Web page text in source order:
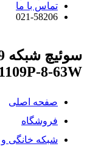
تماس با ما
021-58206
8-63W
صفحه اصلی
فروشگاه
شبکه خانگی و